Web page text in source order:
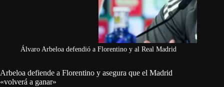
Álvaro Arbeloa defendió a Florentino y al Real Madrid
Arbeloa defiende a Florentino y asegura que el Madrid
«volverá a ganar»